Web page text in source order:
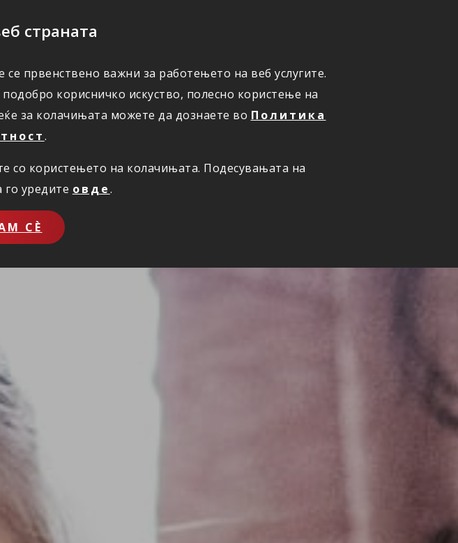
страната
првенствено важни за работењето на веб услугите.
корисничко искуство, полесно користење на
за колачињата можете да дознаете во Политика
.
со користењето на колачињата. Подесувањата на
уредите овде.
СЀ
ЗА НАС ОНЛАЈН ПРИЈАВИ ШТЕТА